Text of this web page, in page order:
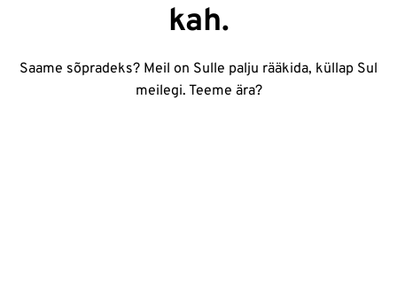
kah.
Saame sõpradeks? Meil on Sulle palju rääkida, küllap Sul
meilegi. Teeme ära?